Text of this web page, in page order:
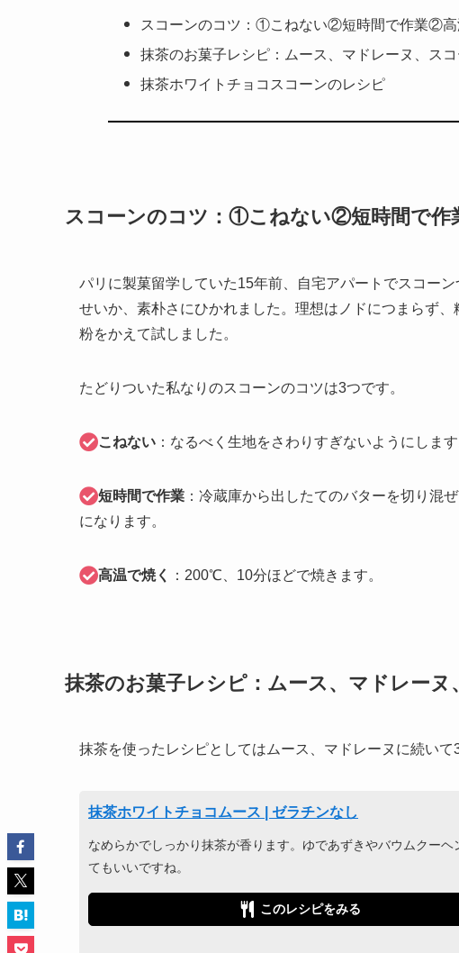
スコーンのコツ：①こねない②短時間で作業②高
抹茶のお菓子レシピ：ムース、マドレーヌ、ス
抹茶ホワイトチョコスコーンのレシピ
スコーンのコツ：①こねない②短時間で作
パリに製菓留学していた15年前、自宅アパートでスコー
せいか、素朴さにひかれました。理想はノドにつまらず
粉をかえて試しました。
たどりついた私なりのスコーンのコツは3つです。
こねない ：なるべく生地をさわりすぎないようにしま
短時間で作業 ：冷蔵庫から出したてのバターを切り混
になります。
高温で焼く ：200℃、10分ほどで焼きます。
抹茶のお菓子レシピ：ムース、マドレーヌ
抹茶を使ったレシピとしてはムース、マドレーヌに続い
抹茶ホワイトチョコムース | ゼラチンなし
なめらかでしっかり抹茶が香ります。ゆであずきやバウムクーヘ
てもいいですね。
このレシピをみる